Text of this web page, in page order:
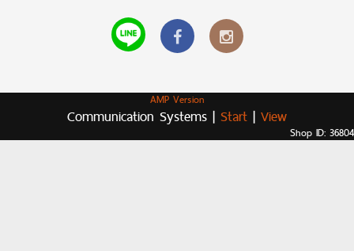
AMP Version
Communication Systems | Start | View
Shop ID: 36804